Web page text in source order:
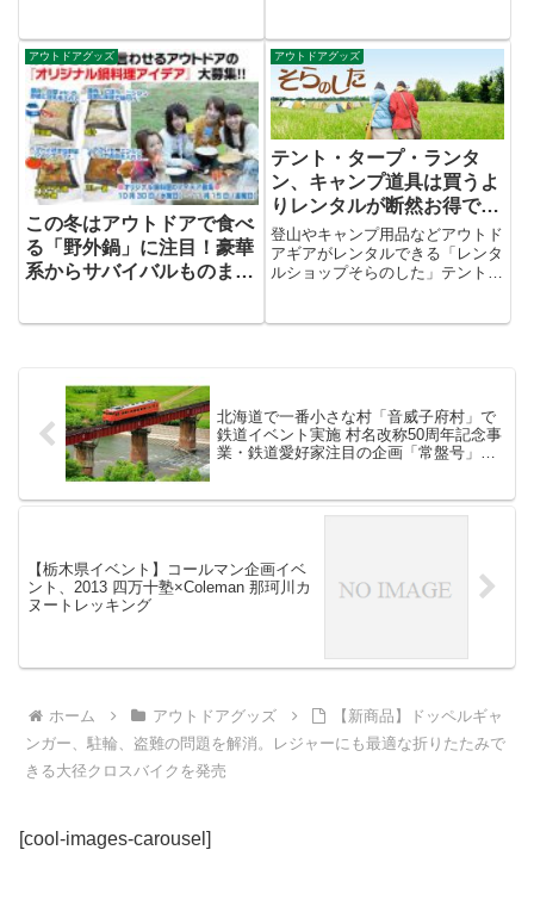
プを発売開始。
アウトドアグッズ
この冬はアウトドアで食べ
る「野外鍋」に注目！豪華
系からサバイバルものま
外鍋メニューを大募集！
アウトドアグッズ
テント・タープ・ランタ
ン、キャンプ道具は買うよ
りレンタルが断然お得で
す。
登山やキャンプ用品などアウトド
アギアがレンタルできる「レンタ
ルショップそらのした」テントや
えられています。キャンプを始め
北海道で一番小さな村「音威子府村」で
鉄道イベント実施 村名改称50周年記念事
業・鉄道愛好家注目の企画「常盤号」運
【栃木県イベント】コールマン企画イベ
ント、2013 四万十塾×Coleman 那珂川カ
ヌートレッキング
ホーム アウトドアグッズ
【新商品】ドッペルギャ
ンガー、駐輪、盗難の問題を解消。レジャーにも最適な折りたたみで
きる大径クロスバイクを発売
[cool-images-carousel]